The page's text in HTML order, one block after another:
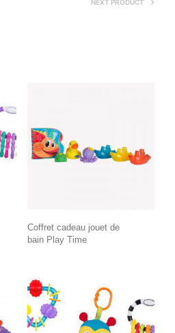
NEXT PRODUCT
Coffret cadeau jouet de
bain Play Time